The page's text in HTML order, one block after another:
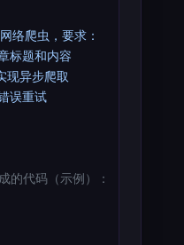
爬虫，要求：
标题和内容
异步爬取
误重试
代码（示例）：